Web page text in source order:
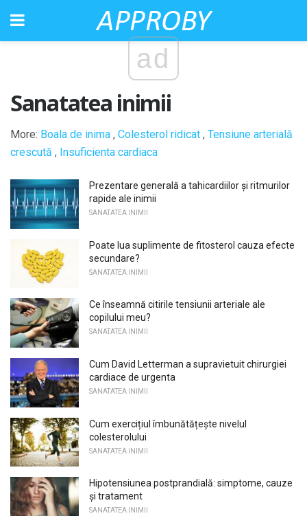
ad
Sanatatea inimii
More: Boala de inima , Colesterol ridicat , Tensiune arterială
crescută , Insuficienta cardiaca
Prezentare generală a tahicardiilor și ritmurilor
rapide ale inimii
SANATATEA INIMII
Poate lua suplimente de fitosterol cauza efecte
secundare?
SANATATEA INIMII
Ce înseamnă citirile tensiunii arteriale ale
copilului meu?
SANATATEA INIMII
Cum David Letterman a supravietuit chirurgiei
cardiace de urgenta
SANATATEA INIMII
Cum exercițiul îmbunătățește nivelul
colesterolului
SANATATEA INIMII
Hipotensiunea postprandială: simptome, cauze
și tratament
SANATATEA INIMII